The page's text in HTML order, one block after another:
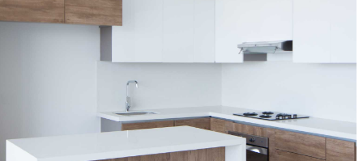
Ideal combination of functionality and hedonism to
respond not only to practical demands but also to
“emotional” demands. The CONDO line is the
combination of open and closed furniture, made of high
quality materials, which in an elegant way create a very